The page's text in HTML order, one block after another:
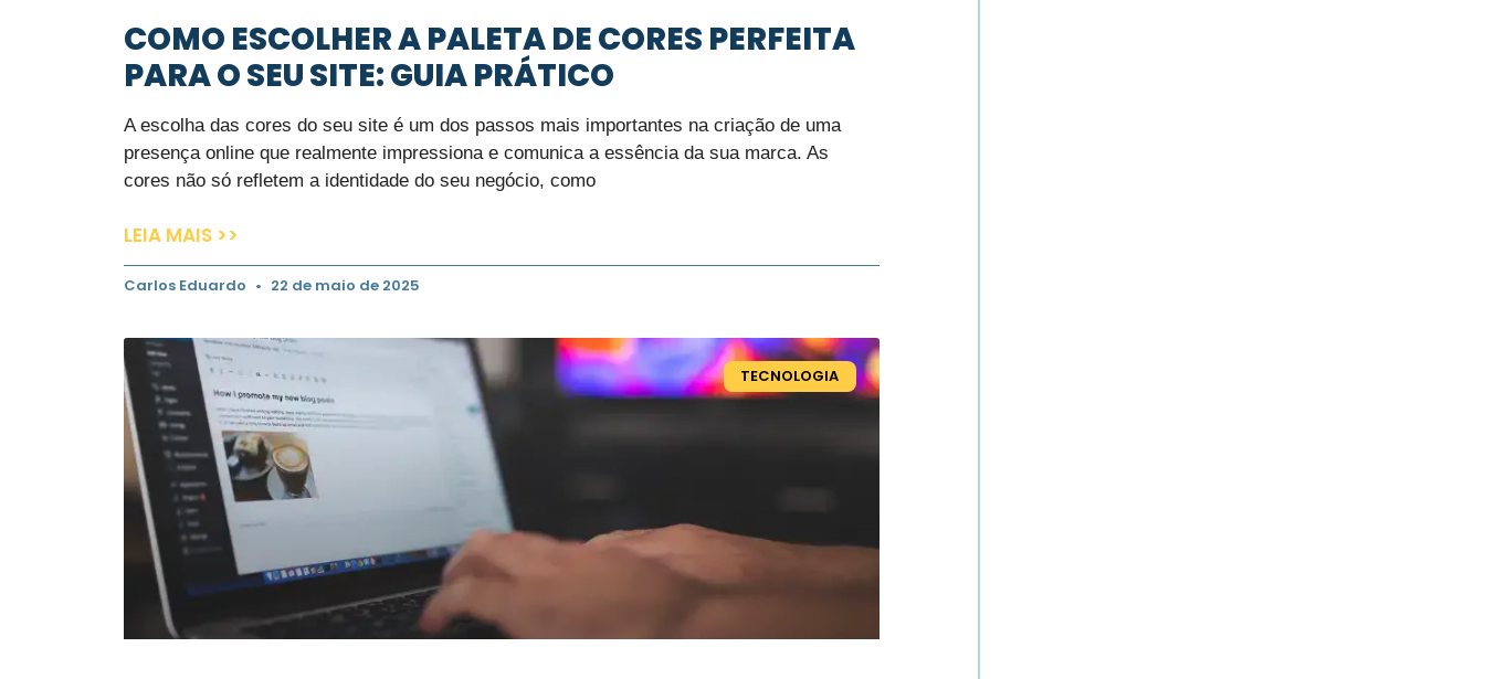
COMO ESCOLHER A PALETA DE CORES PERFEITA
PARA O SEU SITE: GUIA PRÁTICO
A escolha das cores do seu site é um dos passos mais importantes na criação de uma
presença online que realmente impressiona e comunica a essência da sua marca. As
cores não só refletem a identidade do seu negócio, como
LEIA MAIS >>
Carlos Eduardo 22 de maio de 2025
TECNOLOGIA